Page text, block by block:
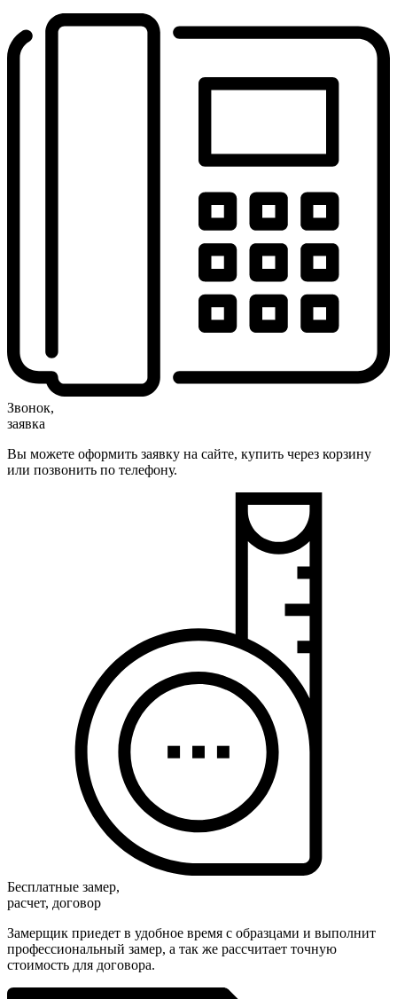
Звонок,
заявка
Вы можете оформить заявку на сайте, купить через корзину
или позвонить по телефону.
Бесплатные замер,
расчет, договор
Замерщик приедет в удобное время с образцами и выполнит
профессиональный замер, а так же рассчитает точную
стоимость для договора.